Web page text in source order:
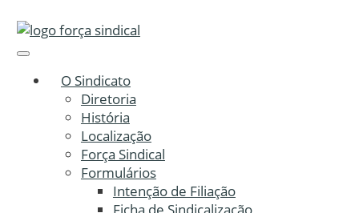
O Sindicato
Diretoria
História
Localização
Força Sindical
Formulários
Intenção de Filiação